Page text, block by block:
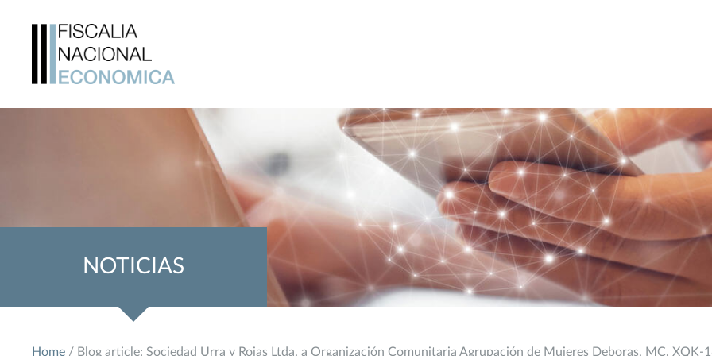
NOTICIAS
Home / Blog article: Sociedad Urra y Rojas Ltda. a Organización Comunitaria Agrupación de Mujeres Deboras, MC, XQK-